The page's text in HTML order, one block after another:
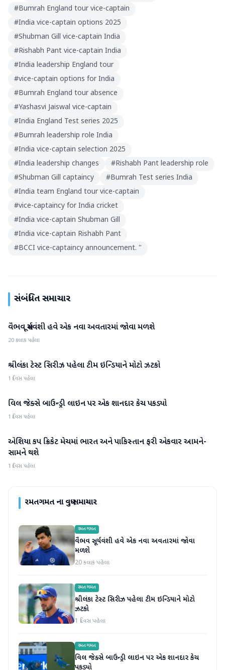
#Bumrah England tour vice-captain
#India vice-captain options 2025
#Shubman Gill vice-captain India
#Rishabh Pant vice-captain India
#India leadership England tour
#vice-captain options for India
#Bumrah England tour absence
#Yashasvi Jaiswal vice-captain
#India England Test series 2025
#Bumrah leadership role India
#India vice-captain selection 2025
#India leadership changes #Rishabh Pant leadership role
#Shubman Gill captaincy #Bumrah Test series India
#India team England tour vice-captain
#vice-captaincy for India cricket
#India vice-captain Shubman Gill
#India vice-captain Rishabh Pant
#BCCI vice-captaincy announcement. "
સંબંધિત સમાચાર
રમતગમત
વૈભવ સૂર્યવંશી હવે એક નવા અવતારમાં જોવા મળશે
20 કલાક પહેલા
રમતગમત
શ્રીલંકા ટેસ્ટ સિરીઝ પહેલા ટીમ ઇન્ડિયાને મોટો ઝટકો
1 દિવસ પહેલા
રમતગમત
વિલ જેક્સે બાઉન્ડ્રી લાઇન પર એક શાનદાર કેચ પકડ્યો
1 દિવસ પહેલા
રમતગમત
એશિયા કપ ક્રિકેટ મેચમાં ભારત અને પાકિસ્તાન ફરી એકવાર આમને-
સામને થશે
1 દિવસ પહેલા
રમતગમતના વધુ સમાચાર
રમતગમત
વૈભવ સૂર્યવંશી હવે એક નવા અવતારમાં જોવા
મળશે
20 કલાક પહેલા
રમતગમત
શ્રીલંકા ટેસ્ટ સિરીઝ પહેલા ટીમ ઇન્ડિયાને મોટો
ઝટકો
1 દિવસ પહેલા
રમતગમત
વિલ જેક્સે બાઉન્ડ્રી લાઇન પર એક શાનદાર કેચ
પકડ્યો